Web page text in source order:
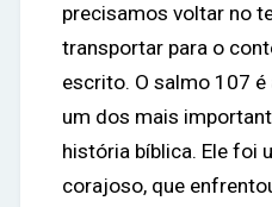
precisamos voltar no
transportar para o
escrito. O salmo 107 é
um dos mais
história bíblica. Ele foi
corajoso, que